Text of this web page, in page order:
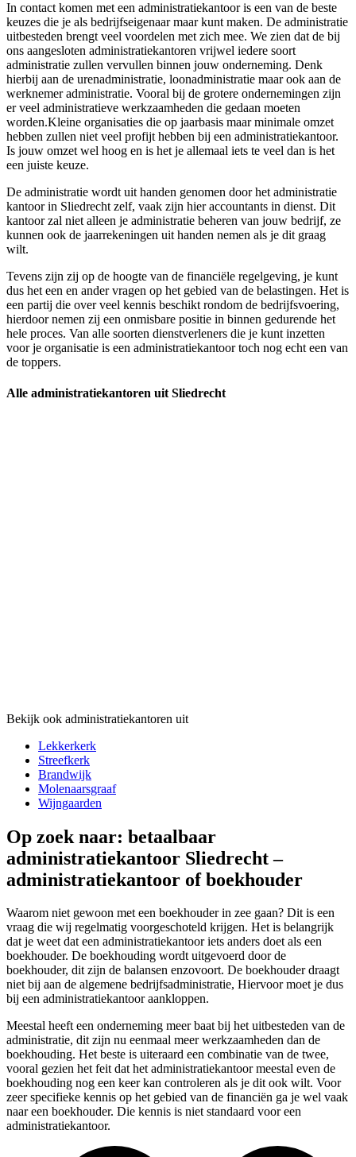
In contact komen met een administratiekantoor is een van de beste
keuzes die je als bedrijfseigenaar maar kunt maken. De administratie
uitbesteden brengt veel voordelen met zich mee. We zien dat de bij
ons aangesloten administratiekantoren vrijwel iedere soort
administratie zullen vervullen binnen jouw onderneming. Denk
hierbij aan de urenadministratie, loonadministratie maar ook aan de
werknemer administratie. Vooral bij de grotere ondernemingen zijn
er veel administratieve werkzaamheden die gedaan moeten
worden.Kleine organisaties die op jaarbasis maar minimale omzet
hebben zullen niet veel profijt hebben bij een administratiekantoor.
Is jouw omzet wel hoog en is het je allemaal iets te veel dan is het
een juiste keuze.
De administratie wordt uit handen genomen door het administratie
kantoor in Sliedrecht zelf, vaak zijn hier accountants in dienst. Dit
kantoor zal niet alleen je administratie beheren van jouw bedrijf, ze
kunnen ook de jaarrekeningen uit handen nemen als je dit graag
wilt.
Tevens zijn zij op de hoogte van de financiële regelgeving, je kunt
dus het een en ander vragen op het gebied van de belastingen. Het is
een partij die over veel kennis beschikt rondom de bedrijfsvoering,
hierdoor nemen zij een onmisbare positie in binnen gedurende het
hele proces. Van alle soorten dienstverleners die je kunt inzetten
voor je organisatie is een administratiekantoor toch nog echt een van
de toppers.
Alle administratiekantoren uit Sliedrecht
Bekijk ook administratiekantoren uit
Lekkerkerk
Streefkerk
Brandwijk
Molenaarsgraaf
Wijngaarden
Op zoek naar: betaalbaar
administratiekantoor Sliedrecht –
administratiekantoor of boekhouder
Waarom niet gewoon met een boekhouder in zee gaan? Dit is een
vraag die wij regelmatig voorgeschoteld krijgen. Het is belangrijk
dat je weet dat een administratiekantoor iets anders doet als een
boekhouder. De boekhouding wordt uitgevoerd door de
boekhouder, dit zijn de balansen enzovoort. De boekhouder draagt
niet bij aan de algemene bedrijfsadministratie, Hiervoor moet je dus
bij een administratiekantoor aankloppen.
Meestal heeft een onderneming meer baat bij het uitbesteden van de
administratie, dit zijn nu eenmaal meer werkzaamheden dan de
boekhouding. Het beste is uiteraard een combinatie van de twee,
vooral gezien het feit dat het administratiekantoor meestal even de
boekhouding nog een keer kan controleren als je dit ook wilt. Voor
zeer specifieke kennis op het gebied van de financiën ga je wel vaak
naar een boekhouder. Die kennis is niet standaard voor een
administratiekantoor.